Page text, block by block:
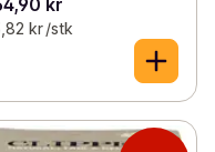
kr /stk